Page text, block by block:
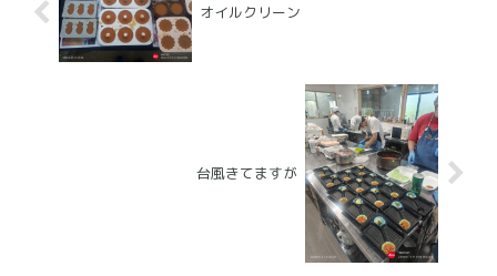
オイルクリーン
台風きてますが